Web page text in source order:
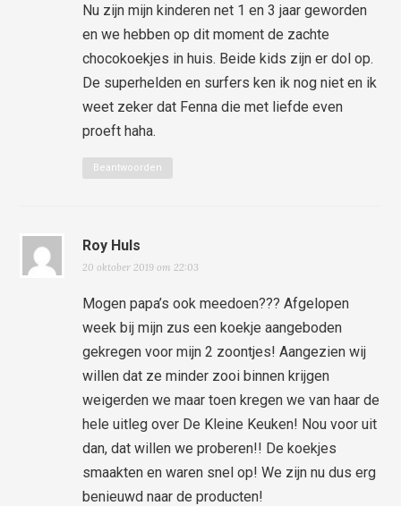
Nu zijn mijn kinderen net 1 en 3 jaar geworden
en we hebben op dit moment de zachte
chocokoekjes in huis. Beide kids zijn er dol op.
De superhelden en surfers ken ik nog niet en ik
weet zeker dat Fenna die met liefde even
proeft haha.
Beantwoorden
Roy Huls
20 oktober 2019 om 22:03
Mogen papa’s ook meedoen??? Afgelopen
week bij mijn zus een koekje aangeboden
gekregen voor mijn 2 zoontjes! Aangezien wij
willen dat ze minder zooi binnen krijgen
weigerden we maar toen kregen we van haar de
hele uitleg over De Kleine Keuken! Nou voor uit
dan, dat willen we proberen!! De koekjes
smaakten en waren snel op! We zijn nu dus erg
benieuwd naar de producten!